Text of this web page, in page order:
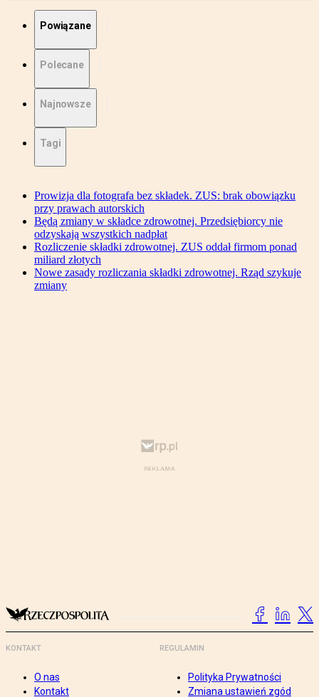
Powiązane
Polecane
Najnowsze
Tagi
Prowizja dla fotografa bez składek. ZUS: brak obowiązku
przy prawach autorskich
Będą zmiany w składce zdrowotnej. Przedsiębiorcy nie
odzyskają wszystkich nadpłat
Rozliczenie składki zdrowotnej. ZUS oddał firmom ponad
miliard złotych
Nowe zasady rozliczania składki zdrowotnej. Rząd szykuje
zmiany
KONTAKT
O nas
Kontakt
REGULAMIN
Polityka Prywatności
Zmiana ustawień zgód